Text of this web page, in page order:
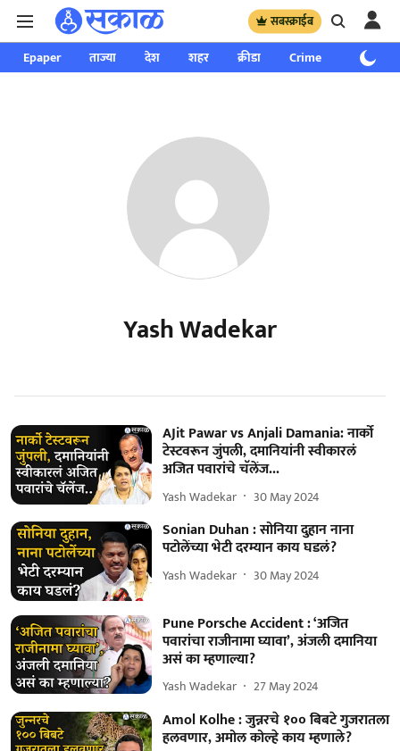
सबस्क्राईब
Epaper ताज्या देश शहर क्रीडा Crime साप्ताहिक
Yash Wadekar
AJit Pawar vs Anjali Damania: नार्को
टेस्टवरून जुंपली, दमानियांनी स्वीकारलं
अजित पवारांचे चॅलेंज...
Yash Wadekar 30 May 2024
Sonian Duhan : सोनिया दुहान नाना
पटोलेंच्या भेटी दरम्यान काय घडलं?
Yash Wadekar 30 May 2024
Pune Porsche Accident : ‘अजित
पवारांचा राजीनामा घ्यावा’, अंजली दमानिया
असं का म्हणाल्या?
Yash Wadekar 27 May 2024
Amol Kolhe : जुन्नरचे १०० बिबटे गुजरातला
हलवणार, अमोल कोल्हे काय म्हणाले?